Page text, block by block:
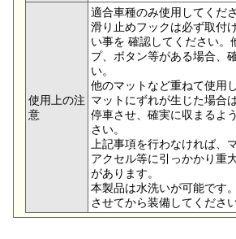
使用上の注
意
適合車種のみ使用してくださ
滑り止めフックは必ず取付
い事を 確認してください。
プ、ボタン等がある場合、
い。
他のマットなど重ねて使用
マットにずれが生じた場合
停車させ、確実に収まるよ
さい。
上記事項を行わなければ、
アクセル等に引っかかり重
があります。
本製品は水洗いが可能です
させてから装備してください